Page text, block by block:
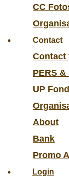
CC
Contact
Contact
PERS
UP
About
Bank
Promo
Login